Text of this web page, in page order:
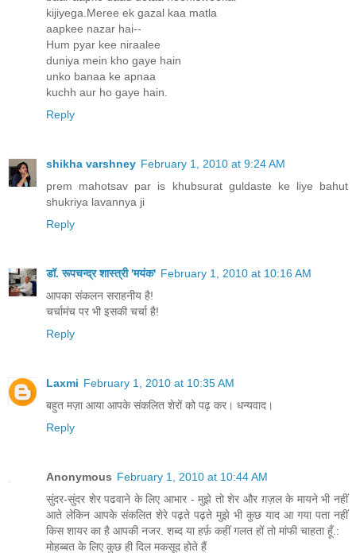
kijiyega.Meree ek gazal kaa matla
aapkee nazar hai--
Hum pyar kee niraalee
duniya mein kho gaye hain
unko banaa ke apnaa
kuchh aur ho gaye hain.
Reply
shikha varshney February 1, 2010 at 9:24 AM
prem mahotsav par is khubsurat guldaste ke liye bahut
shukriya lavannya ji
Reply
डॉ. रूपचन्द्र शास्त्री 'मयंक' February 1, 2010 at 10:16 AM
आपका संकलन सराहनीय है!
चर्चामंच पर भी इसकी चर्चा है!
Reply
Laxmi February 1, 2010 at 10:35 AM
बहुत मज़ा आया आपके संकलित शेरों को पढ़ कर। धन्यवाद।
Reply
Anonymous February 1, 2010 at 10:44 AM
सुंदर-सुंदर शेर पढवाने के लिए आभार - मुझे तो शेर और ग़ज़ल के मायने भी नहीं
आते लेकिन आपके संकलित शेरे पढ़ते पढ़ते मुझे भी कुछ याद आ गया पता नहीं
किस शायर का है आपकी नजर. शब्द या हर्फ़ कहीं गलत हों तो मांफी चाहता हूँ.:
मोहब्बत के लिए कुछ ही दिल मकसूद होते हैं